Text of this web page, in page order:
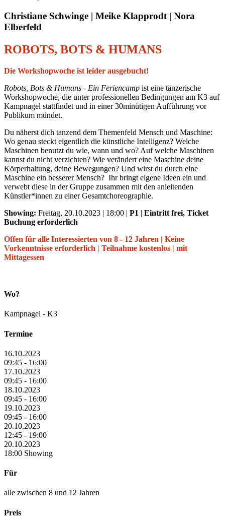
Christiane Schwinge | Meike Klapprodt | Nora
Elberfeld
ROBOTS, BOTS & HUMANS
Die Workshopwoche ist leider ausgebucht!
Robots, Bots & Humans - Ein Feriencamp ist eine tänzerische
Workshopwoche, die unter professionellen Bedingungen am K3 auf
Kampnagel stattfindet und in einer 30minütigen Aufführung vor
Publikum mündet.
Du näherst dich tanzend dem Themenfeld Mensch und Maschine:
Wo genau steckt eigentlich die künstliche Intelligenz? Welche
Maschinen benutzt du wie, wann und wo? Auf welche Maschinen
kannst du nicht verzichten? Wie verändert eine Maschine deine
Körperhaltung, deine Bewegungen? Und wirst du durch eine
Maschine ein besserer Mensch? Ihr bringt eigene Ideen ein und
verwebt diese in der Gruppe zusammen mit den anleitenden
Künstler*innen zu einer Gesamtchoreographie.
Showing: Freitag, 20.10.2023 | 18:00 | P1 | Eintritt frei, Ticket
Buchung erforderlich
Offen für alle Interessierten von 8 - 12 Jahren | Keine
Vorkenntnisse erforderlich | Teilnahme kostenlos | mit
Mittagessen
Wo?
Kampnagel - K3
Termine
16.10.2023
09:45 - 16:00
17.10.2023
09:45 - 16:00
18.10.2023
09:45 - 16:00
19.10.2023
09:45 - 16:00
20.10.2023
12:45 - 19:00
20.10.2023
18:00 Showing
Für
alle zwischen 8 und 12 Jahren
Preis